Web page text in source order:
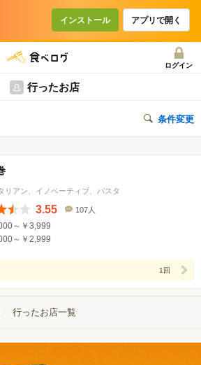
インストール アプリで開く
ログイン
行ったお店
条件変更
リアン、イノベーティブ、パスタ
3.55
数
107人
～￥3,999
～￥2,999
1回
行ったお店一覧